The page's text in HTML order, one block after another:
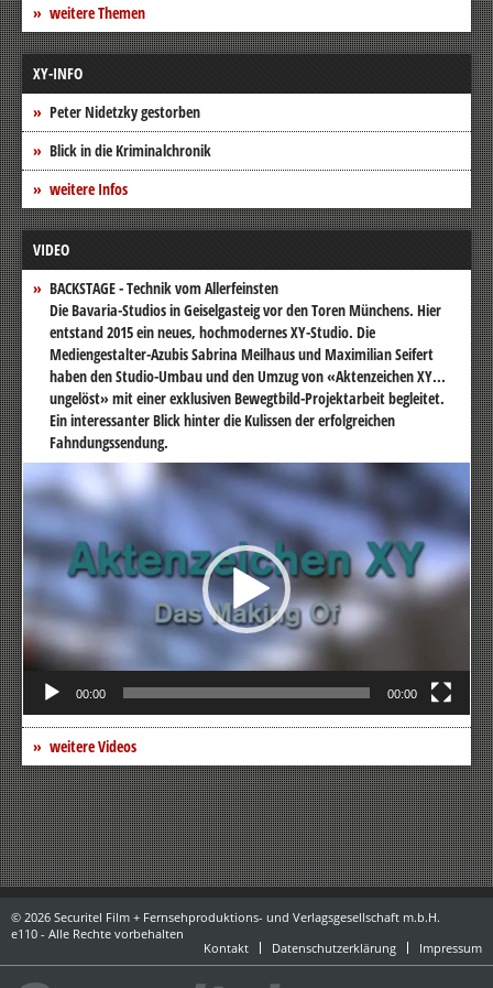
weitere Themen
XY-INFO
Peter Nidetzky gestorben
Blick in die Kriminalchronik
weitere Infos
VIDEO
BACKSTAGE - Technik vom Allerfeinsten
Die Bavaria-Studios in Geiselgasteig vor den Toren Münchens. Hier
entstand 2015 ein neues, hochmodernes XY-Studio. Die
Mediengestalter-Azubis Sabrina Meilhaus und Maximilian Seifert
haben den Studio-Umbau und den Umzug von «Aktenzeichen XY...
ungelöst» mit einer exklusiven Bewegtbild-Projektarbeit begleitet.
Ein interessanter Blick hinter die Kulissen der erfolgreichen
Fahndungssendung.
Video-
Player
00:00 00:00
weitere Videos
© 2026 Securitel Film + Fernsehproduktions- und Verlagsgesellschaft m.b.H.
e110 - Alle Rechte vorbehalten
Kontakt
Datenschutzerklärung Impressum